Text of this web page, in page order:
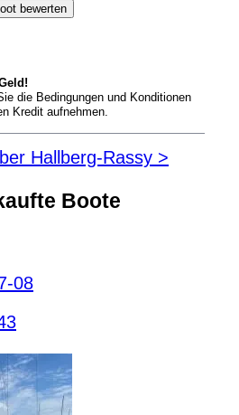
bewerten
die Bedingungen und Konditionen
Kredit aufnehmen.
Hallberg-Rassy >
Boote
08